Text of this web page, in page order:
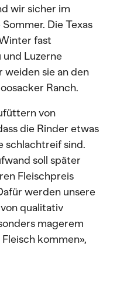
wir sicher im
Die Texas
fast
und Luzerne
sie an den
Ranch.
von
die Rinder etwas
schlachtreif sind.
soll später
Fleischpreis
werden unsere
qualitativ
magerem
kommen»,